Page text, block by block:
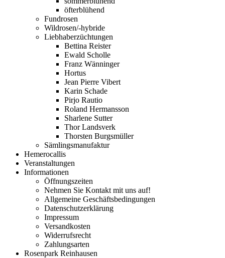
öfterblühend
Fundrosen
Wildrosen/-hybride
Liebhaberzüchtungen
Bettina Reister
Ewald Scholle
Franz Wänninger
Hortus
Jean Pierre Vibert
Karin Schade
Pirjo Rautio
Roland Hermansson
Sharlene Sutter
Thor Landsverk
Thorsten Burgsmüller
Sämlingsmanufaktur
Hemerocallis
Veranstaltungen
Informationen
Öffnungszeiten
Nehmen Sie Kontakt mit uns auf!
Allgemeine Geschäftsbedingungen
Datenschutzerklärung
Impressum
Versandkosten
Widerrufsrecht
Zahlungsarten
Rosenpark Reinhausen